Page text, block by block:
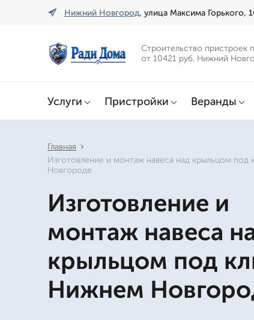
Нижний Новгород, улица Максима Горького,
Строительство пристроек
от 10421 руб. Нижний
Услуги Пристройки Веранды
Главная
Изготовление и монтаж навеса над крыльцом под
Новгороде
Изготовление и
монтаж навеса
крыльцом под
Нижнем